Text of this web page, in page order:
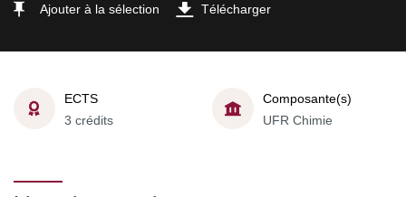
Ajouter à la sélection Télécharger
ECTS
3 crédits
Composante(s)
UFR Chimie